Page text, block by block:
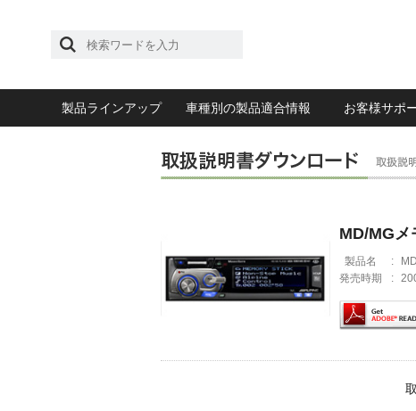
製品ラインアップ 車種別の製品適合情報 お客様サポ
MD/MGメ
製品名 :
発売時期
: